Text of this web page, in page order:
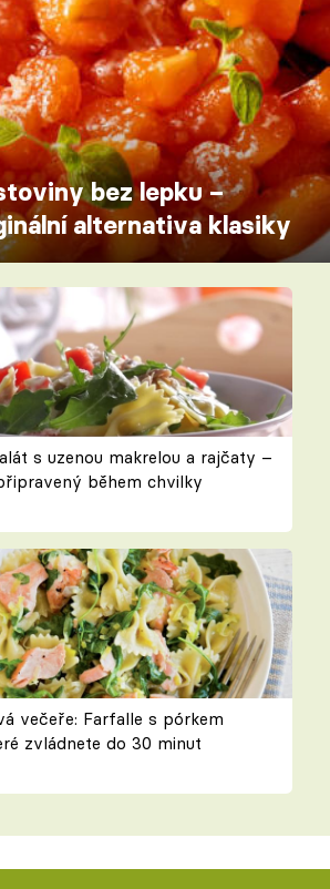
bez lepku –
alternativa klasiky
s uzenou makrelou a rajčaty –
během chvilky
večeře: Farfalle s pórkem
zvládnete do 30 minut